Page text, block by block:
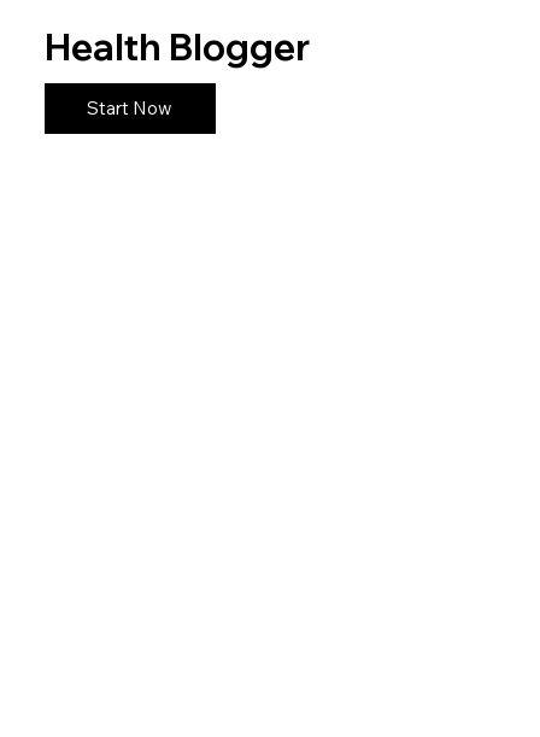
Health Blogger
Start Now